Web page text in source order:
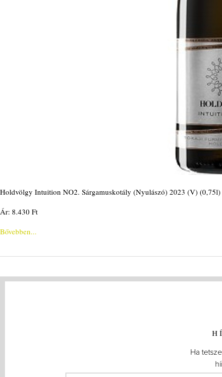
Holdvölgy Intuition NO2. Sárgamuskotály (Nyulászó) 2023 (V) (0,75l)
Ár: 8.430 Ft
Bővebben...
Ha